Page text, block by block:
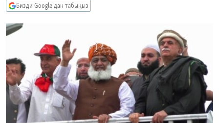
ЭКСПЕРТТЕР ТАЛДАЙТ
БИЗ ЖАНА ДҮЙНӨ
ДАНИСТЕ
ЭЖЕ-СИҢДИЛЕР
АЗАТТЫК+
ЫҢГАЙСЫЗ СУРООЛОР
ӨЗГӨЧӨ ПИКИР
ОНЛАЙН ШЕРИНЕ
Бизди Google'дан табыңыз